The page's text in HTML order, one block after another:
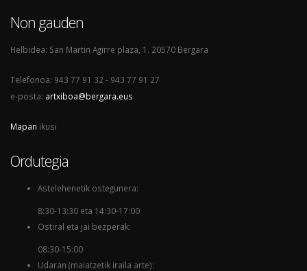
Non gauden
Helbidea: San Martin Agirre plaza, 1. 20570 Bergara
Telefonoa: 943 77 91 32 - 943 77 91 27
e-posta: artxiboa@bergara.eus
Mapan ikusi
Ordutegia
Astelehenetik ostegunera:
8:30-13:30 eta 14:30-17:00
Ostiral eta jai bezperak:
08:30-15:00
Udaran (maiatzetik iraila arte):